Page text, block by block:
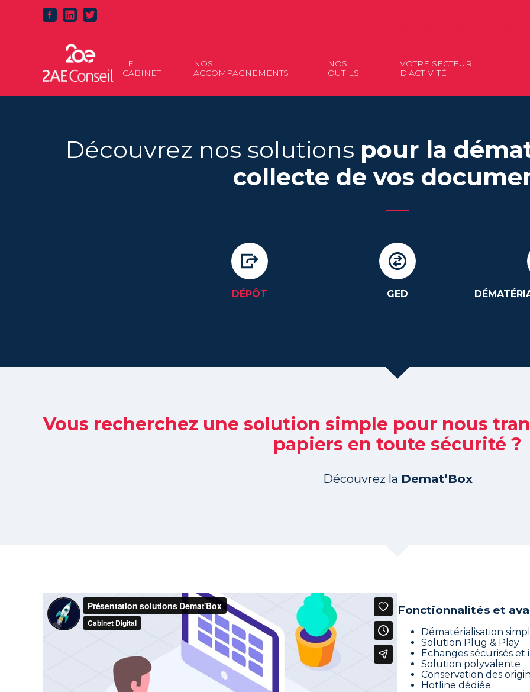
Aller
au
Principal
LE
CABINET
NOS
ACCOMPAGNEMENTS
NOS
OUTILS
VOTRE SECTEUR
D’ACTIVITÉ
Découvrez nos solutions pour la
collecte de vos
DÉPÔT GED
Vous recherchez une solution simple pour nous
papiers en toute sécurité ?
Découvrez la Demat’Box
Fonctionnalités et
Dématérialisation
Solution Plug & Play
Echanges sécurisés et
Solution polyvalente
Conservation des
Hotline dédiée